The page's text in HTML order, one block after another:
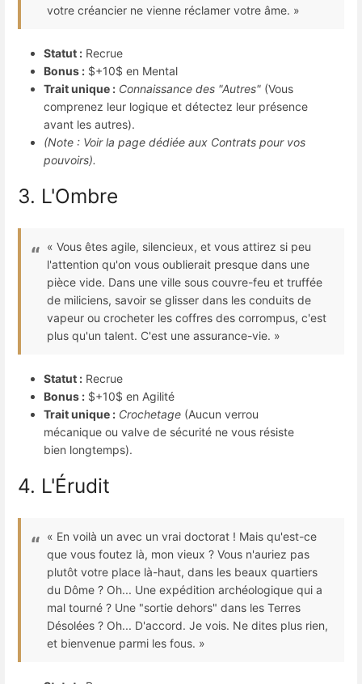
votre créancier ne vienne réclamer votre âme. »
Statut : Recrue
Bonus : $+10$ en Mental
Trait unique : Connaissance des "Autres" (Vous
comprenez leur logique et détectez leur présence
avant les autres).
(Note : Voir la page dédiée aux Contrats pour vos
pouvoirs).
3. L'Ombre
« Vous êtes agile, silencieux, et vous attirez si peu
l'attention qu'on vous oublierait presque dans une
pièce vide. Dans une ville sous couvre-feu et truffée
de miliciens, savoir se glisser dans les conduits de
vapeur ou crocheter les coffres des corrompus, c'est
plus qu'un talent. C'est une assurance-vie. »
Statut : Recrue
Bonus : $+10$ en Agilité
Trait unique : Crochetage (Aucun verrou
mécanique ou valve de sécurité ne vous résiste
bien longtemps).
4. L'Érudit
« En voilà un avec un vrai doctorat ! Mais qu'est-ce
que vous foutez là, mon vieux ? Vous n'auriez pas
plutôt votre place là-haut, dans les beaux quartiers
du Dôme ? Oh... Une expédition archéologique qui a
mal tourné ? Une "sortie dehors" dans les Terres
Désolées ? Oh... D'accord. Je vois. Ne dites plus rien,
et bienvenue parmi les fous. »